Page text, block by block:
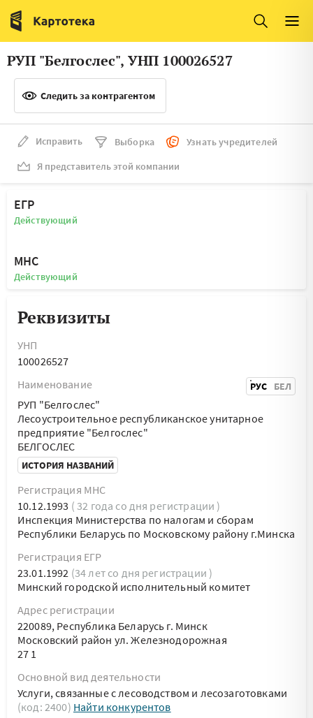
Италия
Люксембург
Литва
Нидерланды
РУП "Белгослес", УНП 100026527
Следить за контрагентом
Исправить Выборка
Узнать учредителей
Я представитель этой компании
ЕГР
Действующий
МНС
Действующий
Реквизиты
УНП
100026527
Наименование
РУС БЕЛ
РУП "Белгослес"
Лесоустроительное республиканское унитарное
предприятие "Белгослес"
БЕЛГОСЛЕС
ИСТОРИЯ НАЗВАНИЙ
Регистрация МНС
10.12.1993 ( 32 года со дня регистрации )
Инспекция Министерства по налогам и сборам
Республики Беларусь по Московскому району г.Минска
Регистрация ЕГР
23.01.1992 (34 лет со дня регистрации )
Минский городской исполнительный комитет
Адрес регистрации
220089, Республика Беларусь г. Минск
Московский район ул. Железнодорожная
27 1
Основной вид деятельности
Услуги, связанные с лесоводством и лесозаготовками
(код: 2400) Найти конкурентов